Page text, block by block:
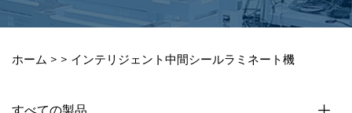
プロジェクト
ニュース
Kontakuto Us
ホーム > > インテリジェント中間シールラミネート機